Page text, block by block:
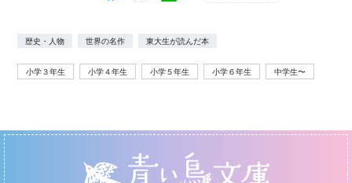
歴史・人物 世界の名作 東大生が読んだ本
小学３年生 小学４年生 小学５年生 小学６年生 中学生〜